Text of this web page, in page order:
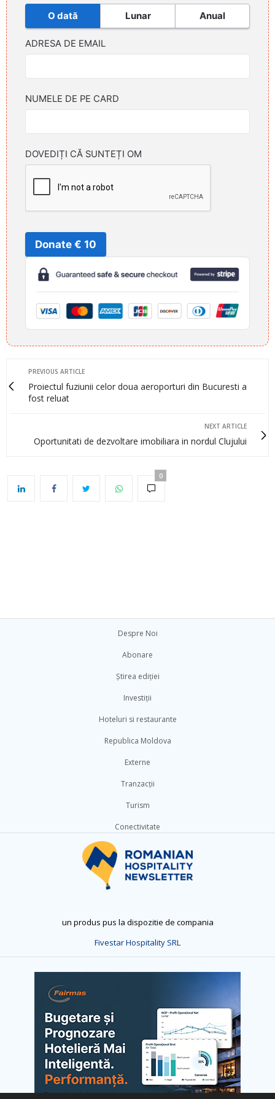
O dată Lunar Anual
ADRESA DE EMAIL
NUMELE DE PE CARD
DOVEDIȚI CĂ SUNTEȚI OM
Donate € 10
PREVIOUS ARTICLE
Proiectul fuziunii celor doua aeroporturi din Bucuresti a
fost reluat
NEXT ARTICLE
Oportunitati de dezvoltare imobiliara in nordul Clujului
0
Despre Noi
Abonare
Știrea ediției
Investiții
Hoteluri si restaurante
Republica Moldova
Externe
Tranzacții
Turism
Conectivitate
un produs pus la dispozitie de compania
Fivestar Hospitality SRL